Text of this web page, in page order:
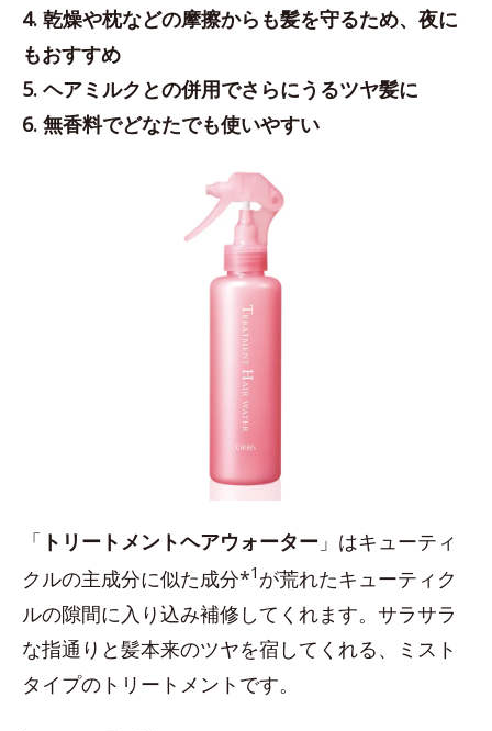
4. 乾燥や枕などの摩擦からも髪を守るため、夜に
もおすすめ
5. ヘアミルクとの併用でさらにうるツヤ髪に
6. 無香料でどなたでも使いやすい
「 トリートメントヘアウォーター 」はキューティ
クルの主成分に似た成分*1 が荒れたキューティク
ルの隙間に入り込み補修してくれます。サラサラ
な指通りと髪本来のツヤを宿してくれる、ミスト
タイプのトリートメントです。